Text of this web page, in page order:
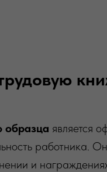
образца является
работника.
и